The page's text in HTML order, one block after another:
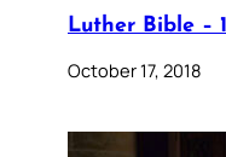
Luther Bible –
October 17, 2018